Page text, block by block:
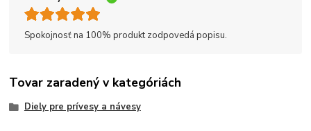
Spokojnosť na 100% produkt zodpovedá popisu.
Tovar zaradený v kategóriách
Diely pre prívesy a návesy